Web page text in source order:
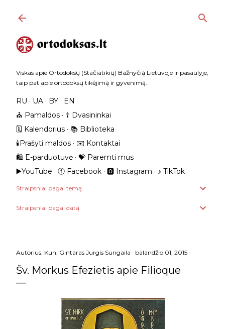
Praleisti ir pereiti prie pagrindinio turinio
Viskas apie Ortodoksų (Stačiatikių) Bažnyčią Lietuvoje ir pasaulyje,
taip pat apie ortodoksų tikėjimą ir gyvenimą.
RU UA BY
EN
⛪️ Pamaldos
☦️ Dvasininkai
🗓️ Kalendorius
📚 Biblioteka
🕯️Prašyti maldos
✉️ Kontaktai
🛍️ E-parduotuvė
💝 Paremti mus
▶️YouTube
ⓕ Facebook 🅾 Instagram ‎♪ TikTok
Straipsniai pagal temą
Straipsniai pagal datą
Autorius: Kun. Gintaras Jurgis Sungaila balandžio 01, 2015
Šv. Morkus Efezietis apie Filioque